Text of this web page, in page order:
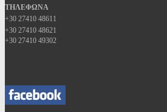
ΤΗΛΕΦΩΝΑ
+30 27410 48611
+30 27410 48621
+30 27410 49302